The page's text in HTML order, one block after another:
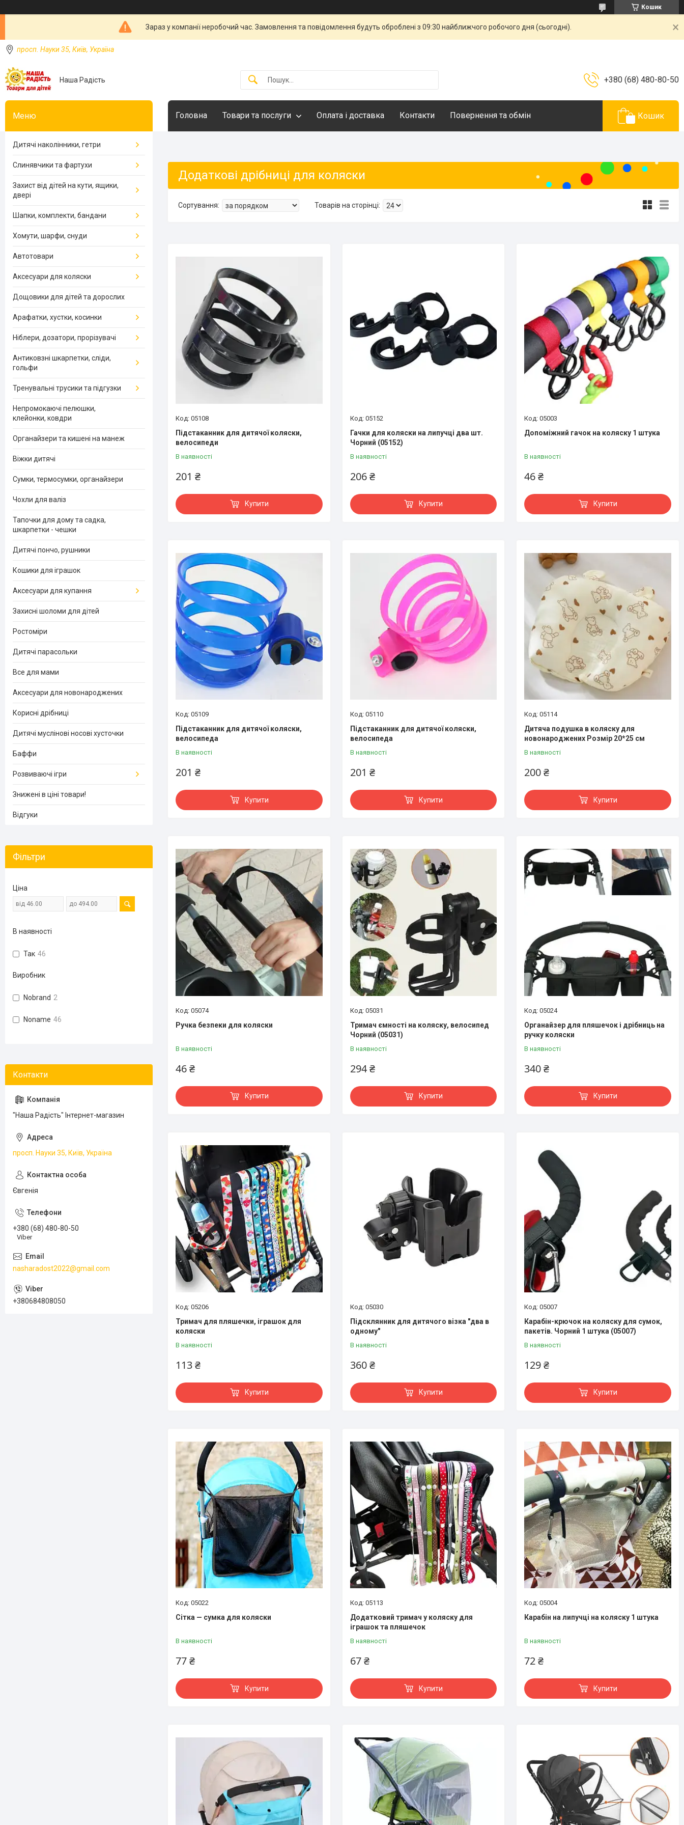
Кошик
Зараз у компанії неробочий час. Замовлення та повідомлення будуть оброблені з 09:30 найближчого робочого дня (сьогодні).
просп. Науки 35, Київ, Україна
Наша Радість +380 (68) 480-80-50
Головна Товари та послуги Оплата і доставка Контакти Повернення та обмін Кошик
Додаткові дрібниці для коляски
05108
Підстаканник для дитячої коляски,
велосипеди
В наявності
201 ₴
Купити
05152
Гачки для коляски на липучці два шт.
Чорний (05152)
В наявності
206 ₴
Купити
05003
Допоміжний гачок на коляску 1 штука
В наявності
46 ₴
Купити
05109
Підстаканник для дитячої коляски,
велосипеда
В наявності
201 ₴
Купити
05110
Підстаканник для дитячої коляски,
велосипеда
В наявності
201 ₴
Купити
05114
Дитяча подушка в коляску для
новонароджених Розмір 20*25 см
В наявності
200 ₴
Купити
05074
Ручка безпеки для коляски
В наявності
46 ₴
Купити
05031
Тримач ємності на коляску, велосипед
Чорний (05031)
В наявності
294 ₴
Купити
05024
Органайзер для пляшечок і дрібниць на
ручку коляски
В наявності
340 ₴
Купити
05206
Тримач для пляшечки, іграшок для
коляски
В наявності
113 ₴
Купити
05030
Підсклянник для дитячого візка "два в
одному"
В наявності
360 ₴
Купити
05007
Карабін-крючок на коляску для сумок,
пакетів. Чорний 1 штука (05007)
В наявності
129 ₴
Купити
05022
Сітка — сумка для коляски
В наявності
77 ₴
Купити
05113
Додатковий тримач у коляску для
іграшок та пляшечок
В наявності
67 ₴
Купити
05004
Карабін на липучці на коляску 1 штука
В наявності
72 ₴
Купити
Дитячі наколінники, гетри
Слинявчики та фартухи
Захист від дітей на кути, ящики,
двері
Шапки, комплекти, бандани
Хомути, шарфи, снуди
Автотовари
Аксесуари для коляски
Дощовики для дітей та дорослих
Арафатки, хустки, косинки
Ніблери, дозатори, прорізувачі
Антиковзні шкарпетки, сліди,
гольфи
Тренувальні трусики та підгузки
Непромокаючі пелюшки,
клейонки, ковдри
Органайзери та кишені на манеж
Віжки дитячі
Сумки, термосумки, органайзери
Чохли для валіз
Тапочки для дому та садка,
шкарпетки - чешки
Дитячі пончо, рушники
Кошики для іграшок
Аксесуари для купання
Захисні шоломи для дітей
Ростоміри
Дитячі парасольки
Все для мами
Аксесуари для новонароджених
Корисні дрібниці
Дитячі муслінові носові хусточки
Баффи
Розвиваючі ігри
Знижені в ціні товари!
Відгуки
Фільтри
Ціна
В наявності
Так 46
Виробник
Nobrand 2
Noname 46
"Наша Радість" Інтернет-магазин
просп. Науки 35, Київ, Україна
Євгенія
+380 (68) 480-80-50
Viber
nasharadost2022@gmail.com
+380684808050